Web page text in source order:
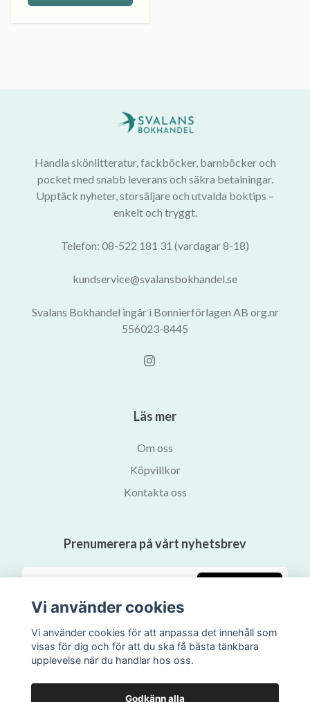
Handla skönlitteratur, fackböcker, barnböcker och
pocket med snabb leverans och säkra betalningar.
Upptäck nyheter, storsäljare och utvalda boktips –
enkelt och tryggt.
Telefon: 08-522 181 31 (vardagar 8-18)
kundservice@svalansbokhandel.se
Svalans Bokhandel ingår i Bonnierförlagen AB org.nr
556023-8445
Läs mer
Om oss
Köpvillkor
Kontakta oss
Prenumerera på vårt nyhetsbrev
Vi använder cookies
Vi använder cookies för att anpassa det innehåll som
visas för dig och för att du ska få bästa tänkbara
upplevelse när du handlar hos oss.
Godkänn alla